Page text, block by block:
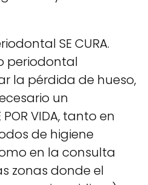
SE CURA.
periodontal
la pérdida de hueso,
un
POR VIDA, tanto en
de higiene
en la consulta
zonas donde el